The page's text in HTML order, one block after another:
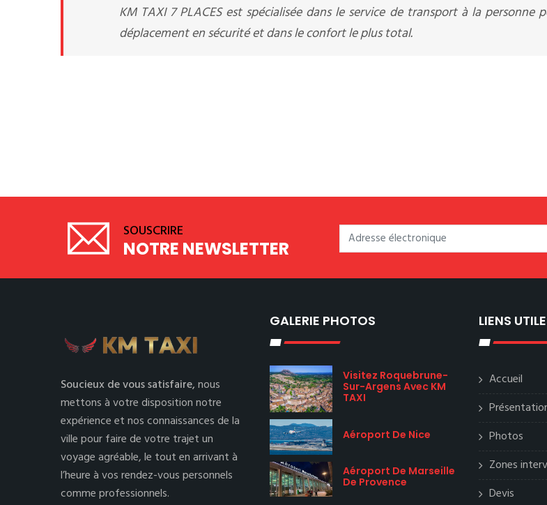
KM TAXI 7 PLACES est spécialisée dans le service de transport à la personne
déplacement en sécurité et dans le confort le plus total.
SOUSCRIRE
NOTRE NEWSLETTER
Soucieux de vous satisfaire,nous
mettons à votre disposition notre
expérience et nos connaissances de la
ville pour faire de votre trajet un
voyage agréable, le tout en arrivant à
l’heure à vos rendez-vous personnels
comme professionnels.
GALERIE PHOTOS
Visitez Roquebrune-
Sur-Argens Avec KM
TAXI
Aéroport De Nice
Aéroport De Marseille
De Provence
LIENS
Accueil
Photos
Zones
Devis